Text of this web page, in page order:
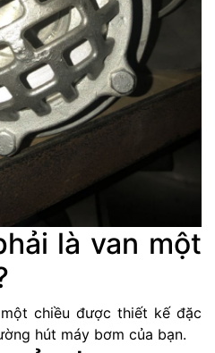
là van một
chiều được thiết kế đặc
hút máy bơm của bạn.